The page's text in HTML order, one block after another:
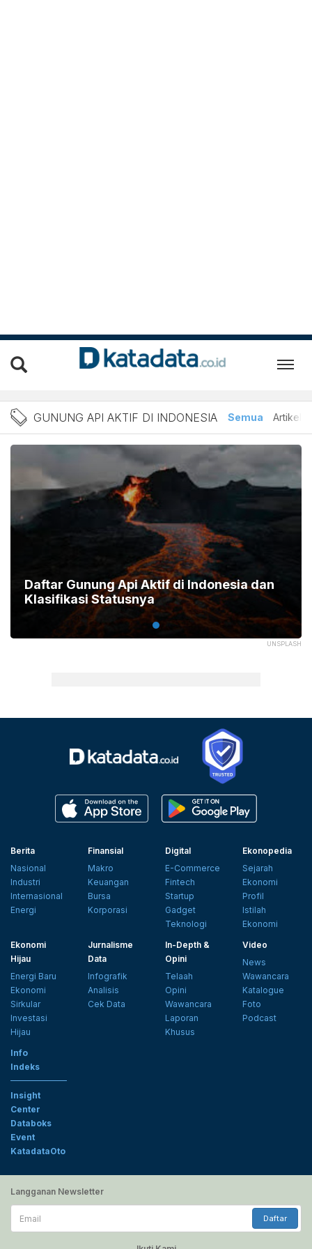
Berita gunung api aktif
GUNUNG API AKTIF DI INDONESIA Semua Artikel
UNSPLASH
Daftar Gunung Api Aktif di Indonesia dan
Klasifikasi Statusnya
Berita
Nasional
Industri
Internasional
Energi
Finansial
Makro
Keuangan
Bursa
Korporasi
Digital
E-Commerce
Fintech
Startup
Gadget
Teknologi
Ekonopedia
Sejarah
Ekonomi
Profil
Istilah
Ekonomi
Ekonomi
Hijau
Energi Baru
Ekonomi
Sirkular
Investasi
Hijau
Jurnalisme
Data
Infografik
Analisis
Cek Data
In-Depth &
Opini
Telaah
Opini
Wawancara
Laporan
Khusus
Video
News
Wawancara
Katalogue
Foto
Podcast
Info
Indeks
Insight
Center
Databoks
Event
KatadataOto
Langganan Newsletter
Email
Daftar